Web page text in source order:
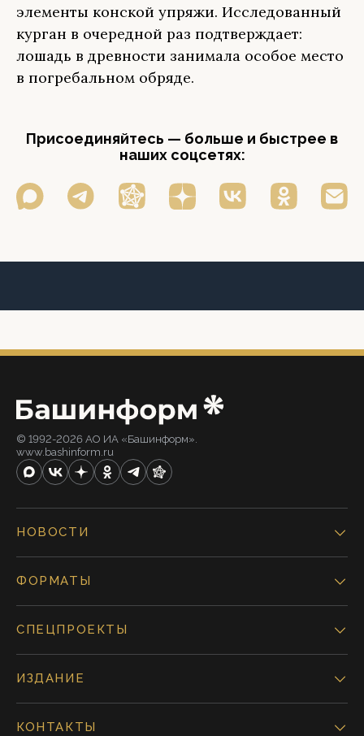
элементы конской упряжи. Исследованный
курган в очередной раз подтверждает:
лошадь в древности занимала особое место
в погребальном обряде.
Присоединяйтесь — больше и быстрее в
наших соцсетях:
© 1992-2026 АО ИА «Башинформ».
www.bashinform.ru
НОВОСТИ
ФОРМАТЫ
СПЕЦПРОЕКТЫ
ИЗДАНИЕ
КОНТАКТЫ